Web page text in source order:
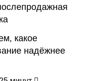
какое
надёжнее